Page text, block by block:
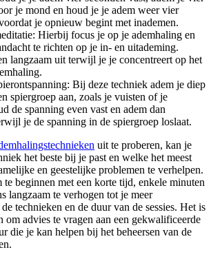
je mond en houd je je adem weer vier
je opnieuw begint met inademen.
Hierbij focus je op je ademhaling en
te richten op je in- en uitademing.
langzaam uit terwijl je je concentreert op het
Bij deze techniek adem je diep
spiergroep aan, zoals je vuisten of je
de spanning even vast en adem dan
je de spanning in de spiergroep loslaat.
uit te proberen, kan je
het beste bij je past en welke het meest
en geestelijke problemen te verhelpen.
te beginnen met een korte tijd, enkele minuten
langzaam te verhogen tot je meer
technieken en de duur van de sessies. Het is
om advies te vragen aan een gekwalificeerde
die je kan helpen bij het beheersen van de